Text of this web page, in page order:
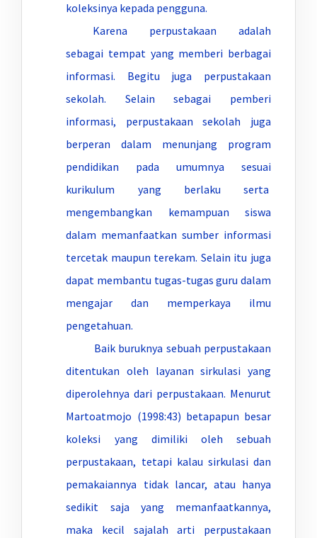
koleksinya kepada pengguna.
Karena perpustakaan adalah
sebagai tempat yang memberi berbagai
informasi. Begitu juga perpustakaan
sekolah. Selain sebagai pemberi
informasi, perpustakaan sekolah juga
berperan dalam menunjang program
pendidikan pada umumnya sesuai
kurikulum yang berlaku serta
mengembangkan kemampuan siswa
dalam memanfaatkan sumber informasi
tercetak maupun terekam. Selain itu juga
dapat membantu tugas-tugas guru dalam
mengajar dan memperkaya ilmu
pengetahuan.
Baik buruknya sebuah perpustakaan
ditentukan oleh layanan sirkulasi yang
diperolehnya dari perpustakaan. Menurut
Martoatmojo (1998:43) betapapun besar
koleksi yang dimiliki oleh sebuah
perpustakaan, tetapi kalau sirkulasi dan
pemakaiannya tidak lancar, atau hanya
sedikit saja yang memanfaatkannya,
maka kecil sajalah arti perpustakaan